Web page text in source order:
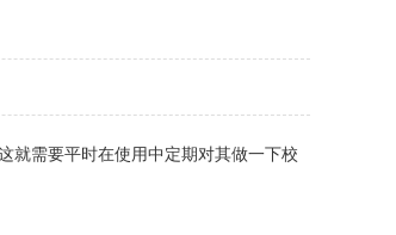
需要平时在使用中定期对其做一下校